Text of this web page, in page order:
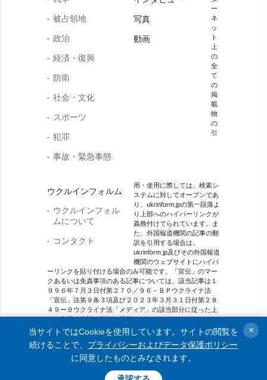
被占領地
政治
経済・復興
防衛
社会・文化
スポーツ
犯罪
事故・緊急事態
ウクルインフォルム
ウクルインフォル
ムについて
コンタクト
写真
動画
ー
ネ
ッ
ト
上
の
全
て
の
掲
載
物
の
引
用・使用に際しては、検索シ
ステムに対してオープンであ
り、ukrinform.jpの第一段落よ
り上部へのハイパーリンクが
義務付けてられています。ま
た、外国報道機関の記事の翻
訳を引用する場合は、
ukrinform.jp及びその外国報道
機関のウェブサイトにハイパ
ーリンクを貼り付ける場合のみ可能です。「宣伝」のマー
クあるいは免責事項のある記事については、該当記事は１
９９６年７月３日付第２７０／９６－ＢＰウクライナ法
「宣伝」法第９条３項及び２０２３年３月３１日付第２８
４９ー９ウクライナ法「メディア」の該当部分に従った上
で、合意／会計を根拠に掲載されています。
オンラインメディア主体 メディア識別番号：R40-01421.
© 2015-2026 Ukrinform. All rights reserved.
当サイトではCookieを使用しています。サイトの閲覧を
続けることで、 プライバシーおよびデータ保護ポリシー
に同意したものとみなされます。
×